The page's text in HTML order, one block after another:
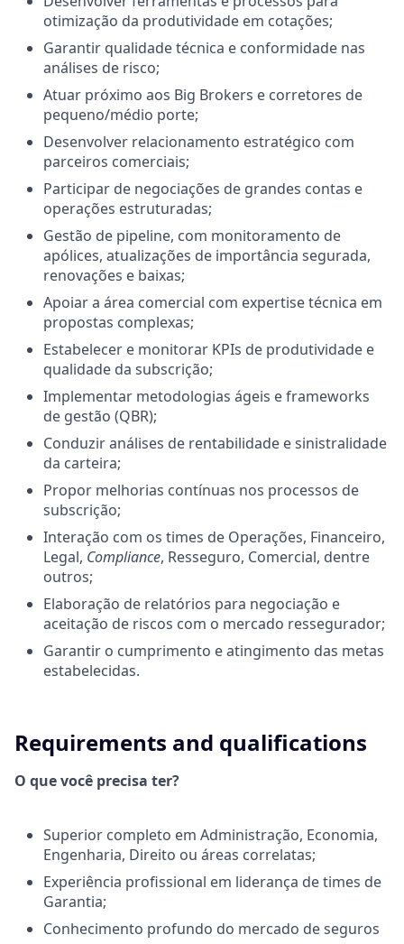
otimização da produtividade em cotações;
Garantir qualidade técnica e conformidade nas
análises de risco;
Atuar próximo aos Big Brokers e corretores de
pequeno/médio porte;
Desenvolver relacionamento estratégico com
parceiros comerciais;
Participar de negociações de grandes contas e
operações estruturadas;
Gestão de pipeline, com monitoramento de
apólices, atualizações de importância segurada,
renovações e baixas;
Apoiar a área comercial com expertise técnica em
propostas complexas;
Estabelecer e monitorar KPIs de produtividade e
qualidade da subscrição;
Implementar metodologias ágeis e frameworks
de gestão (QBR);
Conduzir análises de rentabilidade e sinistralidade
da carteira;
Propor melhorias contínuas nos processos de
subscrição;
Interação com os times de Operações, Financeiro,
Legal, Compliance, Resseguro, Comercial, dentre
outros;
Elaboração de relatórios para negociação e
aceitação de riscos com o mercado ressegurador;
Garantir o cumprimento e atingimento das metas
estabelecidas.
Requirements and qualifications
O que você precisa ter?
Superior completo em Administração, Economia,
Engenharia, Direito ou áreas correlatas;
Experiência profissional em liderança de times de
Garantia;
Conhecimento profundo do mercado de seguros